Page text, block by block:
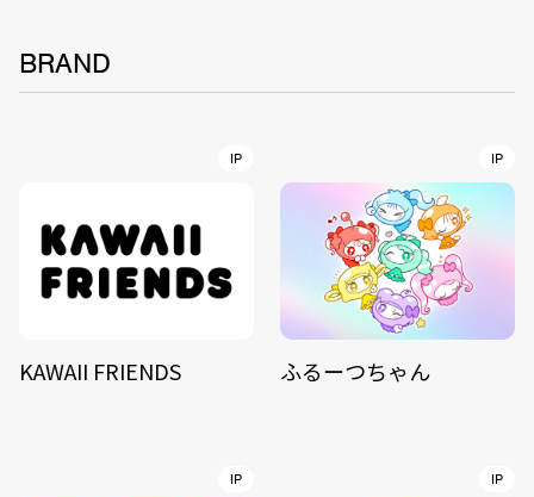
BRAND
IP
KAWAII FRIENDS
IP
ふるーつちゃん
IP IP